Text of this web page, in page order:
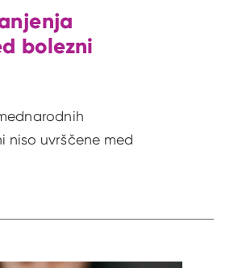
bolezni
niso uvrščene med